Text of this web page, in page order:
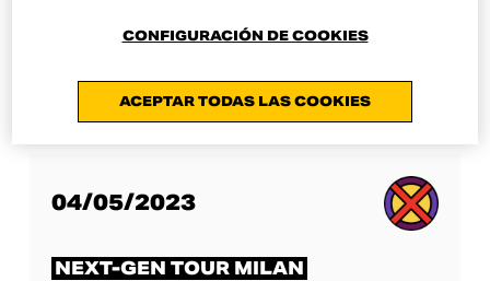
DESCUBRE MÁS
04/05/2023
NEXT-GEN TOUR MILAN
ACEPTAR TODAS LAS COOKIES
CONFIGURACIÓN DE COOKIES